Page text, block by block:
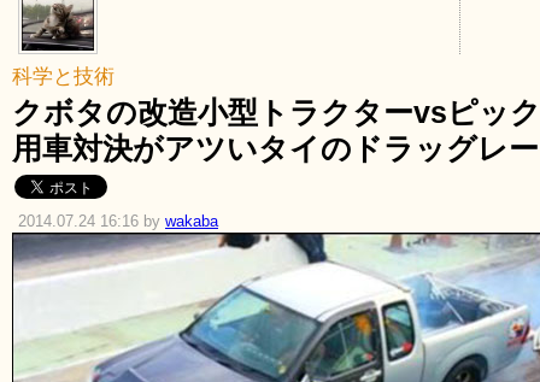
科学と技術
クボタの改造小型トラクターvsピッ
用車対決がアツいタイのドラッグレ
2014.07.24 16:16 by wakaba